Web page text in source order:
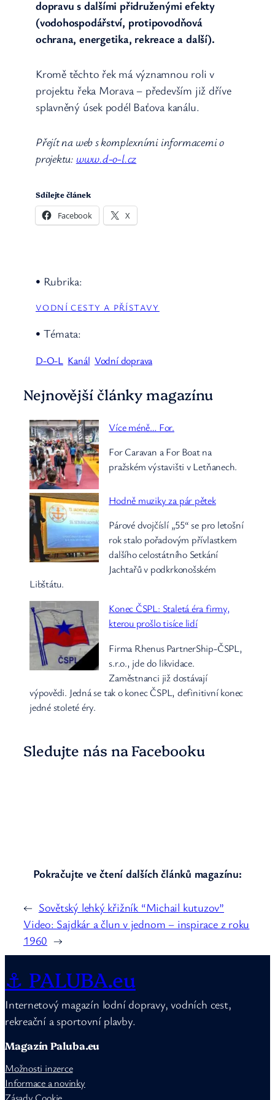
dopravu s dalšími přidruženými efekty
(vodohospodářství, protipovodňová
ochrana, energetika, rekreace a další).
Kromě těchto řek má významnou roli v
projektu řeka Morava – především již dříve
splavněný úsek podél Baťova kanálu.
Přejít na web s komplexními informacemi o
projektu: www.d-o-l.cz
Sdílejte článek
Facebook X
• Rubrika:
VODNÍ CESTY A PŘÍSTAVY
• Témata:
D-O-L Kanál Vodní doprava
Nejnovější články magazínu
Více méně… For.
For Caravan a For Boat na
pražském výstavišti v Letňanech.
Hodně muziky za pár pětek
Párové dvojčíslí „55“ se pro letošní
rok stalo pořadovým přívlastkem
dalšího celostátního Setkání
Jachtařů v podkrkonošském
Libštátu.
Konec ČSPL: Staletá éra firmy,
kterou prošlo tisíce lidí
Firma Rhenus PartnerShip-ČSPL,
s.r.o., jde do likvidace.
Zaměstnanci již dostávají
výpovědi. Jedná se tak o konec ČSPL, definitivní konec
jedné stoleté éry.
Sledujte nás na Facebooku
Pokračujte ve čtení dalších článků magazínu:
← Sovětský lehký křižník “Michail kutuzov”
Video: Sajdkár a člun v jednom – inspirace z roku
1960 →
⚓ PALUBA.eu
Internetový magazín lodní dopravy, vodních cest,
rekreační a sportovní plavby.
Magazín Paluba.eu
Možnosti inzerce
Informace a novinky